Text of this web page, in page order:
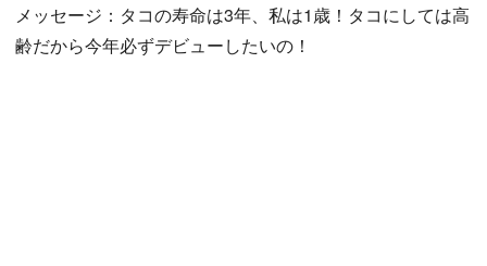
メッセージ：タコの寿命は3年、私は1歳！タコにしては高
齢だから今年必ずデビューしたいの！